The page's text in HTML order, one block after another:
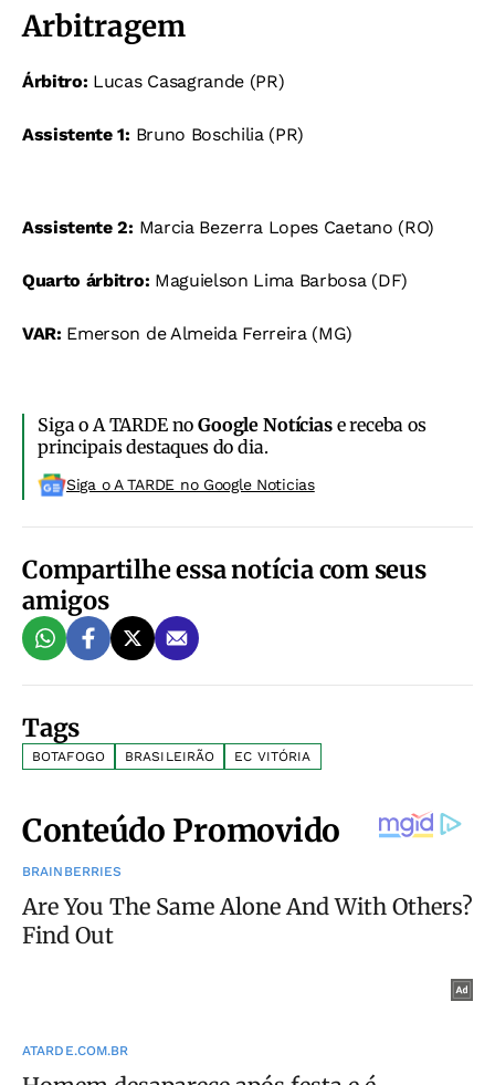
Arbitragem
Árbitro: Lucas Casagrande (PR)
Assistente 1: Bruno Boschilia (PR)
Assistente 2: Marcia Bezerra Lopes Caetano (RO)
Quarto árbitro: Maguielson Lima Barbosa (DF)
VAR: Emerson de Almeida Ferreira (MG)
Siga o A TARDE noGoogle Notíciase receba os
principais destaques do dia.
Siga o A TARDE no Google Noticias
Compartilhe essa notícia com seus
amigos
Tags
BOTAFOGO BRASILEIRÃO EC VITÓRIA